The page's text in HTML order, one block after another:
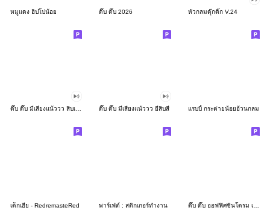
หมูแดง ฮิปโปน้อย ดึ๊บ ดึ๊บ 2026 หัวกลมดุ๊กดิ๊ก V.24
ดึ๊บ ดึ๊บ มีเสียงแน้ววว ยี่สิบสี่ แรบบี้ กระต่ายน้อยอ้วนกลม
เด็กเฮีย - RedremasteRed พาร์เฟ่ต์ : สติกเกอร์ทำงาน ดึ๊บ ดึ๊บ ออฟฟิศซินโดรม เจ็ด